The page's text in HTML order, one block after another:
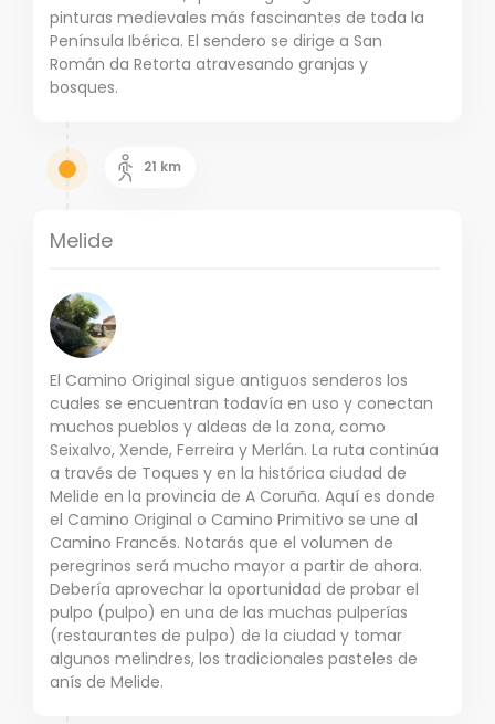
pinturas medievales más fascinantes de toda la
Península Ibérica. El sendero se dirige a San
Román da Retorta atravesando granjas y
bosques.
21 km
Melide
El Camino Original sigue antiguos senderos los
cuales se encuentran todavía en uso y conectan
muchos pueblos y aldeas de la zona, como
Seixalvo, Xende, Ferreira y Merlán. La ruta continúa
a través de Toques y en la histórica ciudad de
Melide en la provincia de A Coruña. Aquí es donde
el Camino Original o Camino Primitivo se une al
Camino Francés. Notarás que el volumen de
peregrinos será mucho mayor a partir de ahora.
Debería aprovechar la oportunidad de probar el
pulpo (pulpo) en una de las muchas pulperías
(restaurantes de pulpo) de la ciudad y tomar
algunos melindres, los tradicionales pasteles de
anís de Melide.